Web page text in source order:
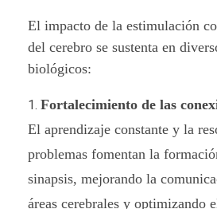
d
a
d
e
s
El impacto de la estimulación
del cerebro se sustenta en
biológicos:
Fortalecimiento de las
El aprendizaje constante y la
problemas fomentan la
sinapsis, mejorando la
áreas cerebrales y optimizando